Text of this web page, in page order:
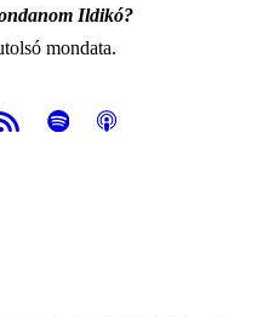
Ildikó?
mondata.